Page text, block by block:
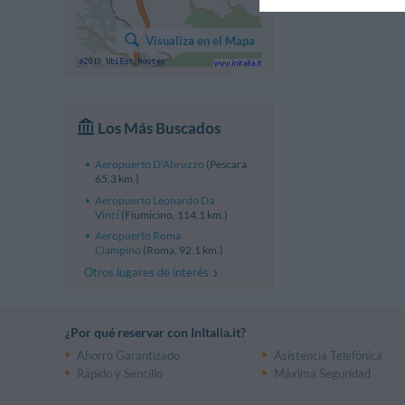
Visualiza en el Mapa
Los Más Buscados
Aeropuerto D'Abruzzo (Pescara,
65.3 km.)
Aeropuerto Leonardo Da
Vinci (Fiumicino, 114.1 km.)
Aeropuerto Roma
Ciampino (Roma, 92.1 km.)
Otros lugares de interés
¿Por qué reservar con InItalia.it?
Ahorro Garantizado Asistencia Telefónica
Rápido y Sencillo
Máxima Seguridad